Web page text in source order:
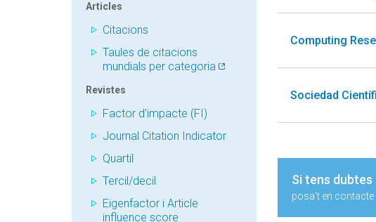
Articles
Citacions
Taules de citacions
mundials per categoria
Revistes
Factor d'impacte (FI)
Journal Citation Indicator
Quartil
Tercil/decil
Eigenfactor i Article
influence score
Computing
Sociedad
Si tens dubtes
posa't en